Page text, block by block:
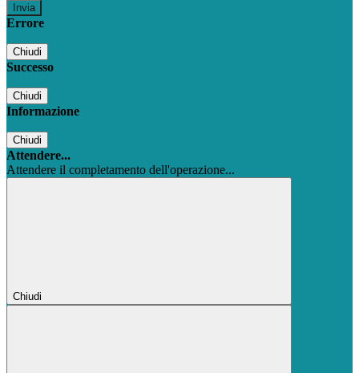
Errore
Chiudi
Successo
Chiudi
Informazione
Chiudi
Attendere...
Attendere il completamento dell'operazione...
Chiudi